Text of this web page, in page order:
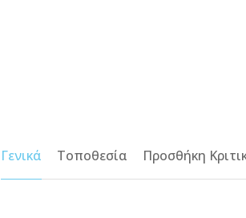
Γενικά Τοποθεσία Προσθήκη